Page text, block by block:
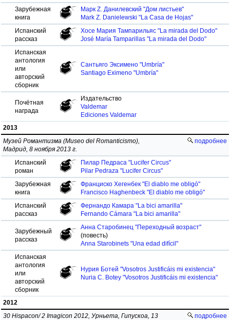
Зарубежная
книга
Марк Z. Данилевский "Дом листьев"
Mark Z. Danielewski "La Casa de Hojas"
Испанский
рассказ
Хосе Мария Тампарильяс "La mirada del Dodo"
José María Tamparillas "La mirada del Dodo"
Испанская
антология
или
авторский
сборник
Сантьяго Эксимено "Umbría"
Santiago Eximeno "Umbría"
Почётная
награда
Издательство
Valdemar
Ediciones Valdemar
2013
подробнее
Музей Романтизма (Museo del Romanticismo),
Мадрид, 8 ноября 2013 г.
Испанский
роман
Пилар Педраса "Lucifer Circus"
Pilar Pedraza "Lucifer Circus"
Зарубежная
книга
Франциско Хегенбек "El diablo me obligó"
Francisco Haghenbeck "El diablo me obligó"
Испанский
рассказ
Фернандо Камара "La bici amarilla"
Fernando Cámara "La bici amarilla"
Зарубежный
рассказ
Анна Старобинец "Переходный возраст"
(повесть)
Anna Starobinets "Una edad difícil"
Испанская
антология
или
авторский
сборник
Нурия Ботей "Vosotros Justificáis mi existencia"
Nuria C. Botey "Vosotros Justificáis mi existencia"
2012
подробнее
30 Hispacon/ 2 Imagicon 2012, Урньета, Гипускоа, 13